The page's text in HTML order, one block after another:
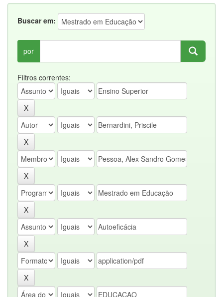
Buscar em:
por
Filtros correntes: